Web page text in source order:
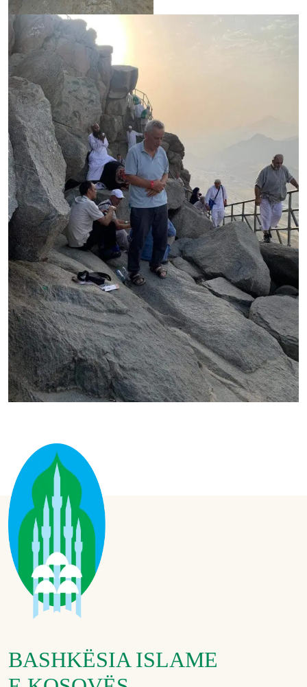
BASHKËSIA ISLAME